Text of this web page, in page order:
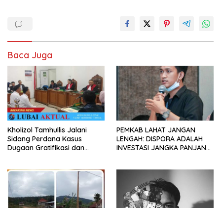
Baca Juga
Kholizol Tamhullis Jalani
Sidang Perdana Kasus
Dugaan Gratifikasi dan
PEMKAB LAHAT JANGAN
LENGAH: DISPORA ADALAH
INVESTASI JANGKA PANJANG